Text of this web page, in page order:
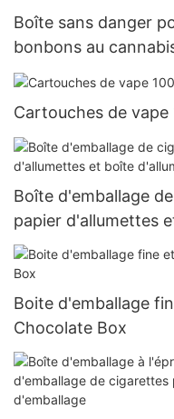
Boîte sans danger
bonbons au
chocolat pour
boîte d'emballage
Cartouches de vape
Boîte d'emballage
papier d'allumettes
CR004-6
Boite d'emballage
Chocolate Box